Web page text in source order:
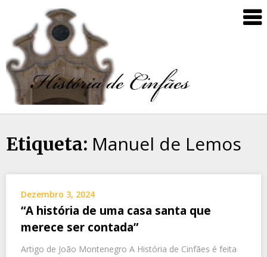
Etiqueta: Manuel de Lemos
Dezembro 3, 2024
“A história de uma casa santa que
merece ser contada”
Artigo de João Montenegro A História de Cinfães é feita